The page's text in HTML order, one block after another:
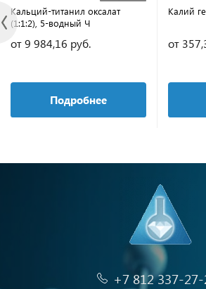
Кальций-титанил оксалат
(1:1:2), 5-водный Ч
от 9 984,16 руб.
Подробнее
Калий
от
+7 812 337-